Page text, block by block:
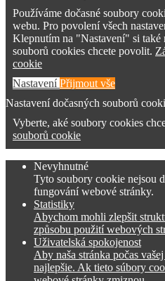
Používáme dočasné soubory
webu. Pro povolení všech
Klepnutím na "Nastavení" si také
souborů cookies chcete povolit.
cookie
NastaveníPřijmout vše
Nastavení dočasných souborů
Vyberte, aké soubory cookies
souborů cookie
Nevyhnutné
Tyto soubory cookie nejsou
fungování webové stránky.
Statistiky
Abychom mohli zlepšit
způsobu použití webových
Uživatelská spokojenost
Aby naša stránka počas
najlepšie. Ak tieto súbory